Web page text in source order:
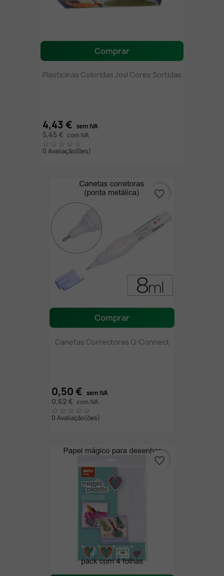
Comprar
Plasticinas Coloridas Jovi Cores Sortidas
4,43 € sem IVA
5,45 € com IVA
0 Avaliação(ões)
Comprar
Canetas Correctoras Q-Connect
0,50 € sem IVA
0,62 € com IVA
0 Avaliação(ões)
favorite_border
favorite_border